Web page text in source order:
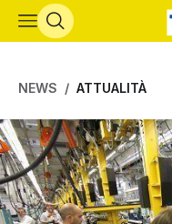
Vai al contenuto
NEWS ATTUALITÀ